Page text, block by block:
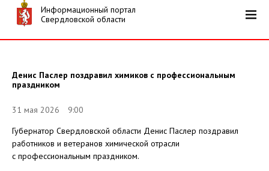
Информационный портал
Свердловской области
Денис Паслер поздравил химиков с профессиональным
праздником
31 мая 2026 9:00
Губернатор Свердловской области Денис Паслер поздравил
работников и ветеранов химической отрасли
с профессиональным праздником.